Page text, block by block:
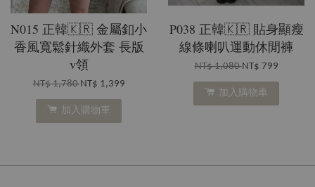
N015 正韓🇰🇷 金屬釦小
香風寬鬆針織外套 長版
v領
NT$ 1,780NT$ 1,399
加入購物車
P038 正韓🇰🇷 貼身顯瘦
線條喇叭運動休閒褲
NT$ 1,080NT$ 799
加入購物車